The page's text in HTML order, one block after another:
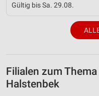
Gültig bis Sa. 29.08.
Filialen zum
Halstenbek